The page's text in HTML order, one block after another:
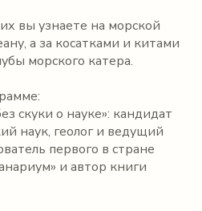
вы узнаете на морской
а за косатками и китами
морского катера.
скуки о науке»: кандидат
наук, геолог и ведущий
первого в стране
и автор книги